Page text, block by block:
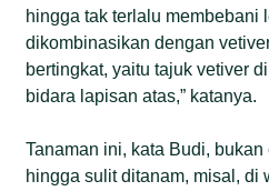
hingga tak terlalu membebani
dikombinasikan dengan
bertingkat, yaitu tajuk vetiver
bidara lapisan atas,” katanya.
Tanaman ini, kata Budi,
hingga sulit ditanam, misal, di